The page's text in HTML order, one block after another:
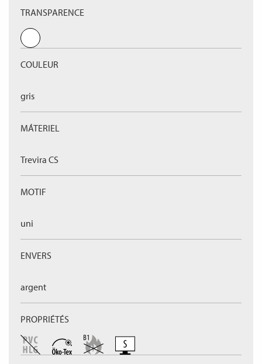
TRANSPARENCE
COULEUR
gris
MÁTERIEL
Trevira CS
MOTIF
uni
ENVERS
argent
PROPRIÉTÉS